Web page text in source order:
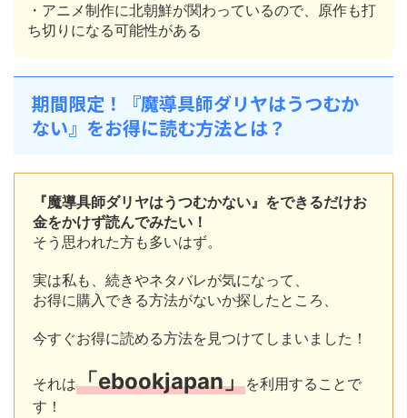
・アニメ制作に北朝鮮が関わっているので、原作も打
ち切りになる可能性がある
期間限定！『魔導具師ダリヤはうつむか
ない』をお得に読む方法とは？
『魔導具師ダリヤはうつむかない』をできるだけお
金をかけず読んでみたい！
そう思われた方も多いはず。
実は私も、続きやネタバレが気になって、
お得に購入できる方法がないか探したところ、
今すぐお得に読める方法を見つけてしまいました！
それは「ebookjapan」を利用することで
す！